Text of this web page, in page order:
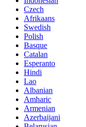
Czech
Afrikaans
Swedish
Polish
Basque
Catalan
Esperanto
Hindi
Lao
Albanian
Amharic
Armenian
Azerbaijani